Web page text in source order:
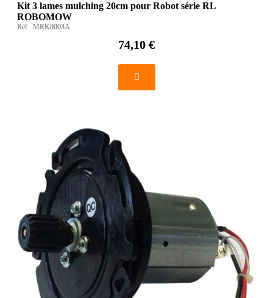
Kit 3 lames mulching 20cm pour Robot série RL
ROBOMOW
Réf : MRK0003A
74,10 €